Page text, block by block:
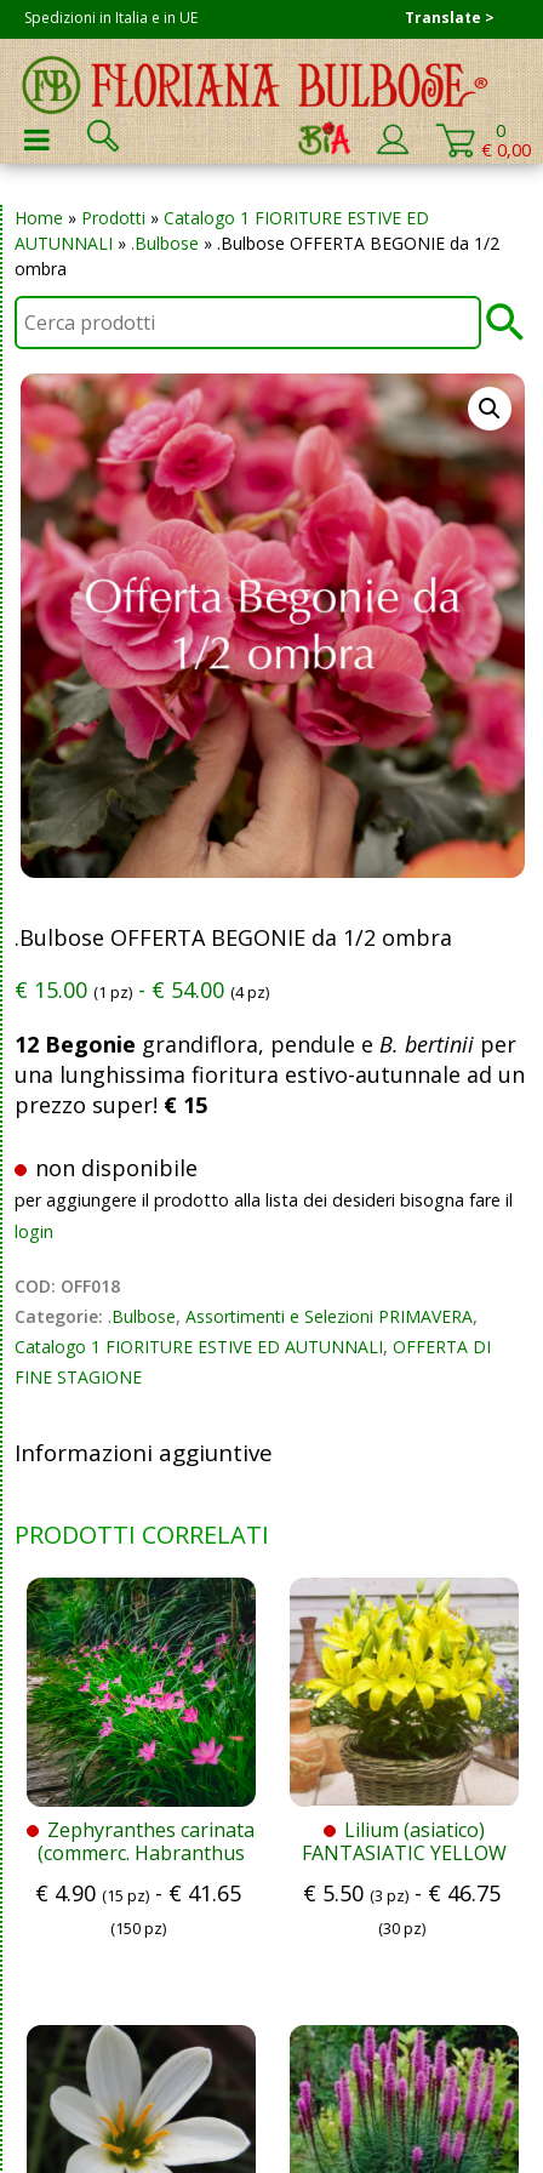
Skip
to
content
Spedizioni in Italia e in UE
Cerca:
0
€ 0,00
PRIMARY MENU
Home » Prodotti » Catalogo 1 FIORITURE ESTIVE ED
AUTUNNALI » .Bulbose » .Bulbose OFFERTA BEGONIE da 1/2
ombra
.Bulbose OFFERTA BEGONIE da 1/2 ombra
€ 15.00 (1 pz) - € 54.00 (4 pz)
12 Begonie grandiflora, pendule e B. bertinii per
una lunghissima fioritura estivo-autunnale ad un
prezzo super! € 15
non disponibile
per aggiungere il prodotto alla lista dei desideri bisogna fare il
login
COD: OFF018
Categorie: .Bulbose, Assortimenti e Selezioni PRIMAVERA,
Catalogo 1 FIORITURE ESTIVE ED AUTUNNALI, OFFERTA DI
FINE STAGIONE
Informazioni aggiuntive
PRODOTTI CORRELATI
Zephyranthes carinata
(commerc. Habranthus
€4.90 (15 pz)- €41.65
(150 pz)
Lilium (asiatico)
FANTASIATIC YELLOW
€5.50 (3 pz)- €46.75
(30 pz)
Translate >